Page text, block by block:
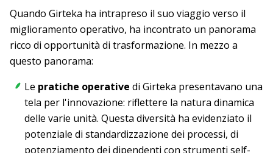
Quando Girteka ha intrapreso il suo viaggio verso il
miglioramento operativo, ha incontrato un panorama
ricco di opportunità di trasformazione. In mezzo a
questo panorama:
Le pratiche operative di Girteka presentavano una
tela per l'innovazione: riflettere la natura dinamica
delle varie unità. Questa diversità ha evidenziato il
potenziale di standardizzazione dei processi, di
potenziamento dei dipendenti con strumenti self-